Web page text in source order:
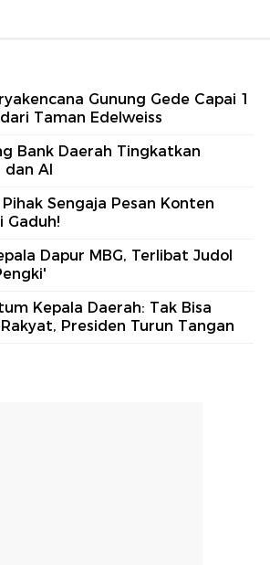
Gunung Gede Capai 1
Taman Edelweiss
Bank Daerah Tingkatkan
dan AI
Sengaja Pesan Konten
Gaduh!
Dapur MBG, Terlibat Judol
Kepala Daerah: Tak Bisa
Presiden Turun Tangan